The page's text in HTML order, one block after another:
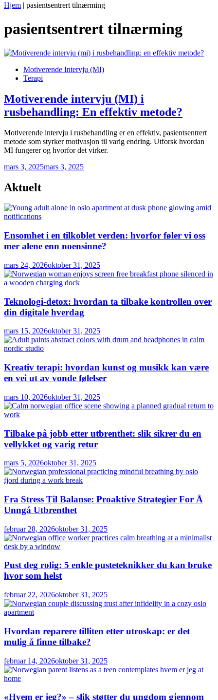
Hjem | pasientsentrert tilnærming
pasientsentrert tilnærming
PostedMotiverende Intervju (MI)
Terapi
Motiverende intervju (MI) i
rusbehandling: En effektiv metode?
Motiverende intervju i rusbehandling er en effektiv, pasientsentrert
metode som styrker motivasjon til varig endring. Utforsk hvordan
MI fungerer og hvorfor det virker.
mars 3, 2025mars 3, 2025
Aktuelt
Ensomhet i en tilkoblet verden: hvorfor føler vi oss
mer alene enn noensinne?
mars 24, 2026oktober 31, 2025
Teknologi-detox: hvordan ta tilbake kontrollen over
din digitale hverdag
mars 15, 2026oktober 31, 2025
Kreativ terapi: hvordan kunst og musikk kan være
en vei ut av vonde følelser
mars 10, 2026oktober 31, 2025
Tilbake på jobb etter utbrenthet: slik sikrer du en
vellykket og varig retur
mars 5, 2026oktober 31, 2025
Fra Stress Til Balanse: Proaktive Strategier For Å
Unngå Utbrenthet
februar 28, 2026oktober 31, 2025
Pust deg rolig: 5 enkle pusteteknikker du kan bruke
hvor som helst
februar 22, 2026oktober 31, 2025
Hvordan reparere tilliten etter utroskap: er det
mulig å finne tilbake?
februar 14, 2026oktober 31, 2025
«Hvem er jeg?» – slik støtter du ungdom gjennom